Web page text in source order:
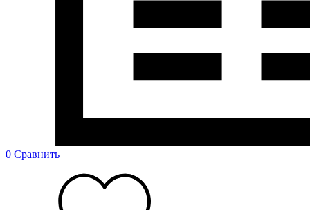
0 Сравнить